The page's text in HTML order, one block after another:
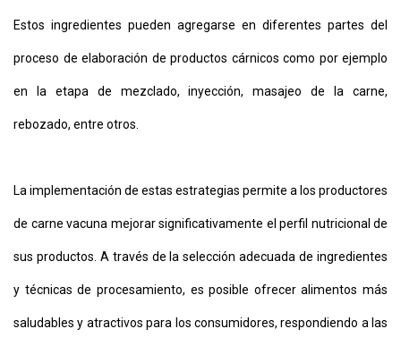
Estos ingredientes pueden agregarse en diferentes partes del
proceso de elaboración de productos cárnicos como por ejemplo
en la etapa de mezclado, inyección, masajeo de la carne,
rebozado, entre otros.
La implementación de estas estrategias permite a los productores
de carne vacuna mejorar significativamente el perfil nutricional de
sus productos. A través de la selección adecuada de ingredientes
y técnicas de procesamiento, es posible ofrecer alimentos más
saludables y atractivos para los consumidores, respondiendo a las